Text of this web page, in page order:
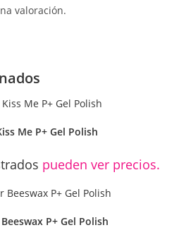
valoración.
Me P+ Gel Polish
pueden ver precios.
P+ Gel Polish